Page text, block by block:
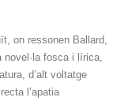
on ressonen Ballard,
novel·la fosca i lírica,
d’alt voltatge
l’apatia